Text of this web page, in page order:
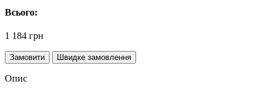
Всього:
1 184 грн
Замовити Швидке замовлення
Опис